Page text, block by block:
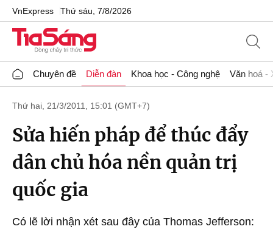
VnExpress Thứ sáu, 7/8/2026
Chuyên đề Diễn đàn Khoa học - Công nghệ Văn hoá -
Thứ hai, 21/3/2011, 15:01 (GMT+7)
Sửa hiến pháp để thúc đẩy
dân chủ hóa nền quản trị
quốc gia
Có lẽ lời nhận xét sau đây của Thomas Jefferson: